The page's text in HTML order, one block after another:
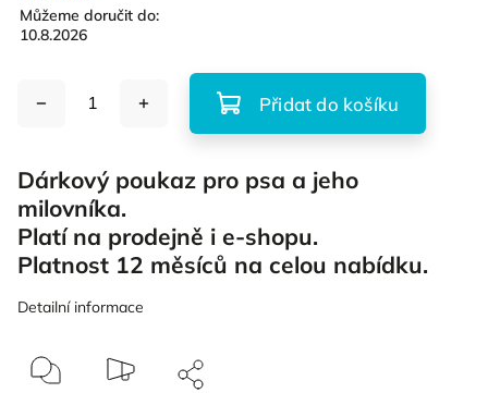
Můžeme doručit do:
10.8.2026
Přidat do košíku
Dárkový poukaz pro psa a jeho
milovníka.
Platí na prodejně i e-shopu.
Platnost 12 měsíců na celou nabídku.
Detailní informace